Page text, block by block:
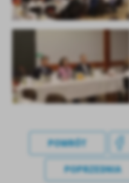
POWRÓT
POPRZEDNIA